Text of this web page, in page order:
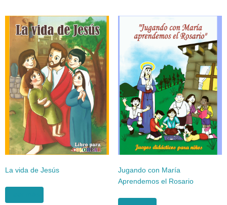
La vida de Jesús
Jugando con María
Aprendemos el Rosario